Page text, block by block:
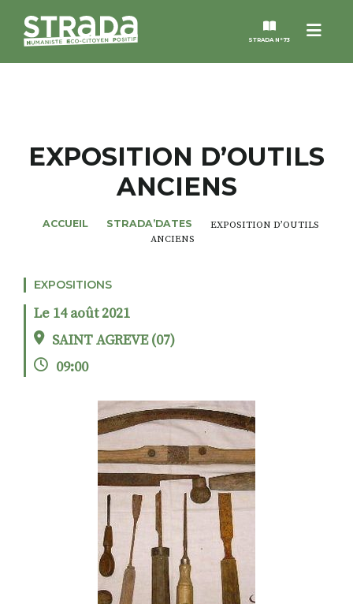
Menu
STRADA N°73
MAGAZINES
NOS THÈMES
ALTER STRADA
RECHERCHER
S'ABONNER
S'INSCRIRE À LA NEWSLETTER
FACEBOOKINSTAGRAM
LINKEDINYOUTUBE
EXPOSITION D’OUTILS
ANCIENS
ACCUEIL STRADA’DATES
EXPOSITION D’OUTILS
ANCIENS
EXPOSITIONS
Le 14 août 2021
SAINT AGREVE (07)
09:00